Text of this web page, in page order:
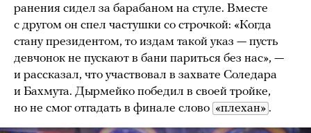
ранения сидел за барабаном на стуле. Вместе
с другом он спел частушки со строчкой: «Когда
стану президентом, то издам такой указ — пусть
девчонок не пускают в бани париться без нас», —
и рассказал, что участвовал в захвате Соледара
и Бахмута. Дырмейко победил в своей тройке,
но не смог отгадать в финале слово «плехан» .